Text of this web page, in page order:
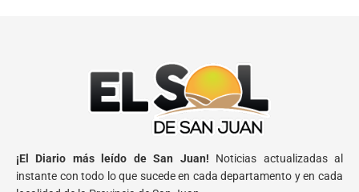
¡El Diario más leído de San Juan! Noticias actualizadas al
instante con todo lo que sucede en cada departamento y en cada